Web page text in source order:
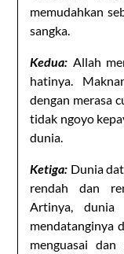
memudahkan
sangka.
Kedua: Allah
hatinya.
dengan merasa
tidak ngoyo
dunia.
Ketiga: Dunia
rendah dan
Artinya, dunia
mendatanginya
menguasai dan